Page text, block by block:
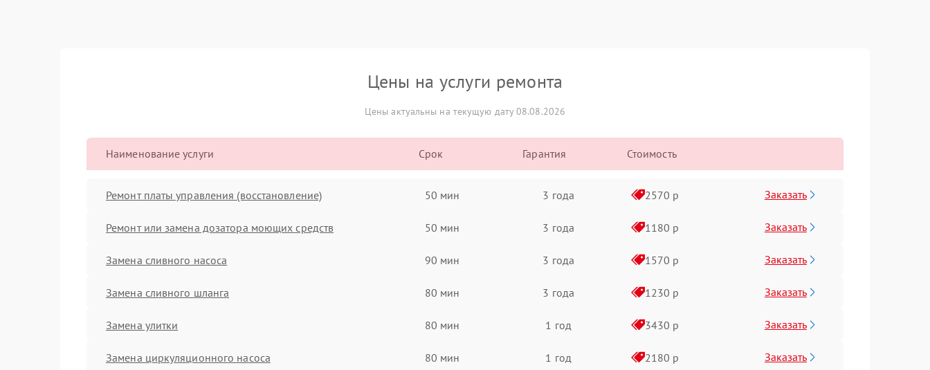
Цены на услуги ремонта
Цены актуальны на текущую дату 08.08.2026
Наименование услуги Срок Гарантия Стоимость
Ремонт платы управления (восстановление) 50 мин 3 года 2570 р Заказать
Ремонт или замена дозатора моющих средств 50 мин 3 года 1180 р Заказать
Замена сливного насоса 90 мин 3 года 1570 р Заказать
Замена сливного шланга 80 мин 3 года 1230 р Заказать
Замена улитки 80 мин 1 год 3430 р Заказать
Замена циркуляционного насоса 80 мин 1 год 2180 р Заказать